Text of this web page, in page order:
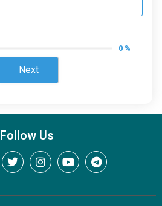
0 %
Next
Follow Us